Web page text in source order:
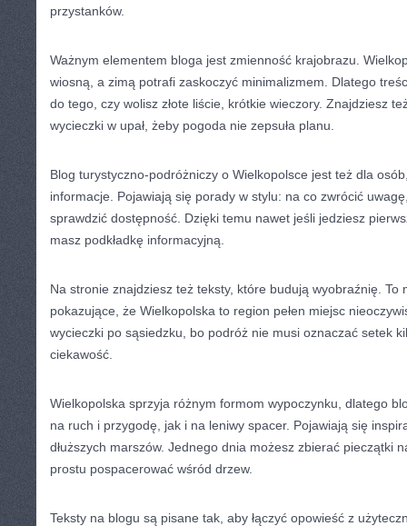
przystanków.
Ważnym elementem bloga jest zmienność krajobrazu.
wiosną, a zimą potrafi zaskoczyć minimalizmem. Dlatego
do tego, czy wolisz złote liście, krótkie wieczory. Znajdziesz
wycieczki w upał, żeby pogoda nie zepsuła planu.
Blog turystyczno-podróżniczy o Wielkopolsce jest też dla
informacje. Pojawiają się porady w stylu: na co zwrócić uwagę,
sprawdzić dostępność. Dzięki temu nawet jeśli jedziesz
masz podkładkę informacyjną.
Na stronie znajdziesz też teksty, które budują wyobraźnię. To
pokazujące, że Wielkopolska to region pełen miejsc
wycieczki po sąsiedzku, bo podróż nie musi oznaczać setek
ciekawość.
Wielkopolska sprzyja różnym formom wypoczynku, dlatego
na ruch i przygodę, jak i na leniwy spacer. Pojawiają się
dłuższych marszów. Jednego dnia możesz zbierać pieczątki
prostu pospacerować wśród drzew.
Teksty na blogu są pisane tak, aby łączyć opowieść z